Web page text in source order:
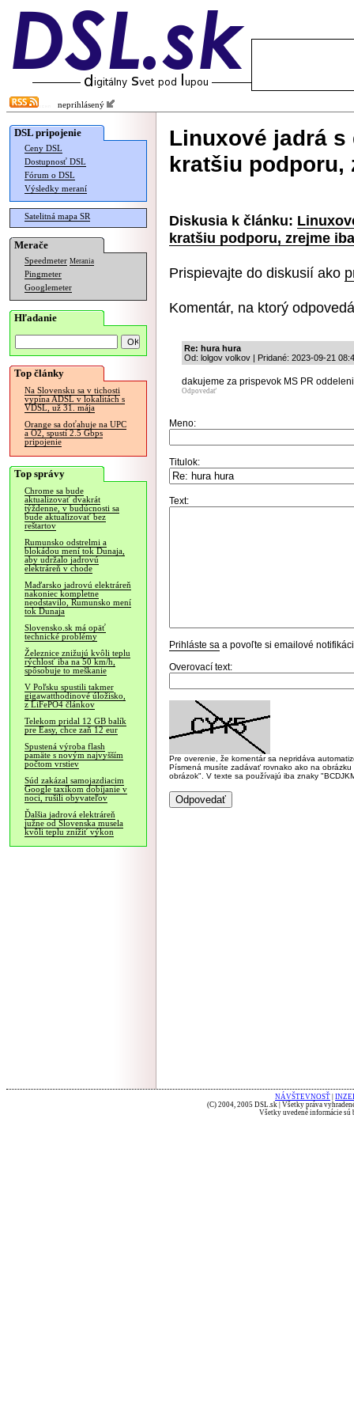
neprihlásený
DSL pripojenie
Ceny DSL
Dostupnosť DSL
Fórum o DSL
Výsledky meraní
Satelitná mapa SR
Merače
Speedmeter Merania
Pingmeter
Googlemeter
Hľadanie
Top články
Na Slovensku sa v tichosti
vypína ADSL v lokalitách s
VDSL, už 31. mája
Orange sa doťahuje na UPC
a O2, spustí 2.5 Gbps
pripojenie
Top správy
Chrome sa bude
aktualizovať dvakrát
týždenne, v budúcnosti sa
bude aktualizovať bez
reštartov
Rumunsko odstrelmi a
blokádou mení tok Dunaja,
aby udržalo jadrovú
elektráreň v chode
Maďarsko jadrovú elektráreň
nakoniec kompletne
neodstavilo, Rumunsko mení
tok Dunaja
Slovensko.sk má opäť
technické problémy
Železnice znižujú kvôli teplu
rýchlosť iba na 50 km/h,
spôsobuje to meškanie
V Poľsku spustili takmer
gigawatthodinové úložisko,
z LiFePO4 článkov
Telekom pridal 12 GB balík
pre Easy, chce zaň 12 eur
Spustená výroba flash
pamäte s novým najvyšším
počtom vrstiev
Súd zakázal samojazdiacim
Google taxíkom dobíjanie v
noci, rušili obyvateľov
Ďalšia jadrová elektráreň
južne od Slovenska musela
kvôli teplu znížiť výkon
Linuxové jadrá
kratšiu podporu,
Diskusia k článku:
kratšiu podporu, zrejme
Prispievajte do diskusií ako
Komentár, na ktorý
Re: hura hura
Od: lolgov volkov | Pridané: 2023-09-21
dakujeme za prispevok MS PR
Odpovedať
Meno:
Titulok:
Text:
Prihláste sa a povoľte si emailové
Overovací text:
Pre overenie, že komentár sa nepridáva
Písmená musíte zadávať rovnako ako na
obrázok". V texte sa používajú iba znaky
NÁVŠTEVNOSŤ
(C) 2004, 2005 DSL.sk | Všetky práva
Všetky uvedené informácie sú